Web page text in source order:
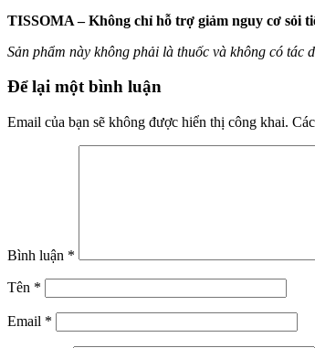
TISSOMA – Không chỉ hỗ trợ giảm nguy cơ sỏi
Sản phẩm này không phải là thuốc và không có tác
Để lại một bình luận
Email của bạn sẽ không được hiển thị công khai.
Bình luận *
Tên *
Email *